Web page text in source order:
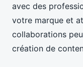
avec des
votre marque et
collaborations
création de